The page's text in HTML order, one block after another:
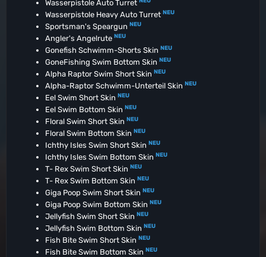
Wasserpistole Auto Turret
Wasserpistole Heavy Auto Turret NEU
Sportsman's Speargun NEU
Angler's Angelrute NEU
Gonefish Schwimm-Shorts Skin NEU
GoneFishing Swim Bottom Skin NEU
Alpha Raptor Swim Short Skin NEU
Alpha-Raptor Schwimm-Unterteil Skin NEU
Eel Swim Short Skin NEU
Eel Swim Bottom Skin NEU
Floral Swim Short Skin NEU
Floral Swim Bottom Skin NEU
Ichthy Isles Swim Short Skin NEU
Ichthy Isles Swim Bottom Skin NEU
T- Rex Swim Short Skin NEU
T- Rex Swim Bottom Skin NEU
Giga Poop Swim Short Skin NEU
Giga Poop Swim Bottom Skin NEU
Jellyfish Swim Short Skin NEU
Jellyfish Swim Bottom Skin NEU
Fish Bite Swim Short Skin NEU
Fish Bite Swim Bottom Skin NEU